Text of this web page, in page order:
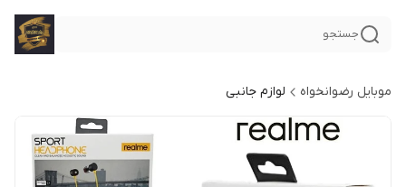
جستجو
موبایل رضوانخواه لوازم جانبی